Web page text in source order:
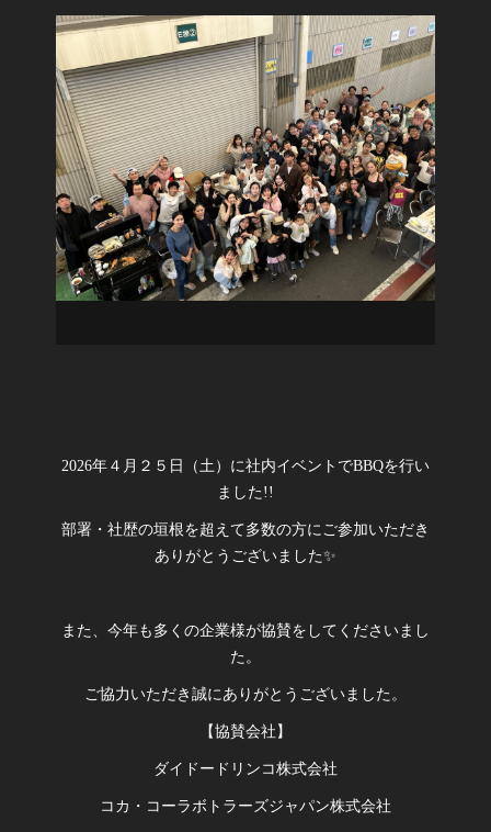
2026年４月２５日（土）に社内イベントでBBQを行い
ました!!
部署・社歴の垣根を超えて多数の方にご参加いただき
ありがとうございました✨
また、今年も多くの企業様が協賛をしてくださいまし
た。
ご協力いただき誠にありがとうございました。
【協賛会社】
ダイドードリンコ株式会社
コカ・コーラボトラーズジャパン株式会社